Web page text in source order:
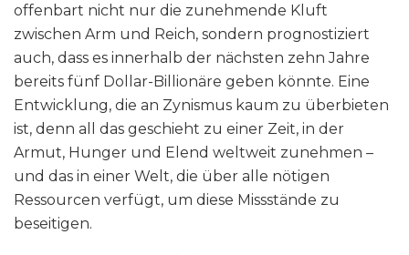
offenbart nicht nur die zunehmende Kluft
zwischen Arm und Reich, sondern prognostiziert
auch, dass es innerhalb der nächsten zehn Jahre
bereits fünf Dollar-Billionäre geben könnte. Eine
Entwicklung, die an Zynismus kaum zu überbieten
ist, denn all das geschieht zu einer Zeit, in der
Armut, Hunger und Elend weltweit zunehmen –
und das in einer Welt, die über alle nötigen
Ressourcen verfügt, um diese Missstände zu
beseitigen.